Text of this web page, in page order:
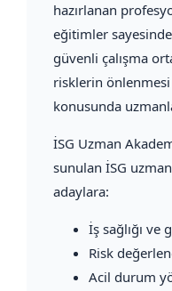
hazırlanan
eğitimler
güvenli çalışma
risklerin önlenmesi
konusunda
İSG Uzman
sunulan İSG
adaylara:
İş sağlığı ve
Risk
Acil durum